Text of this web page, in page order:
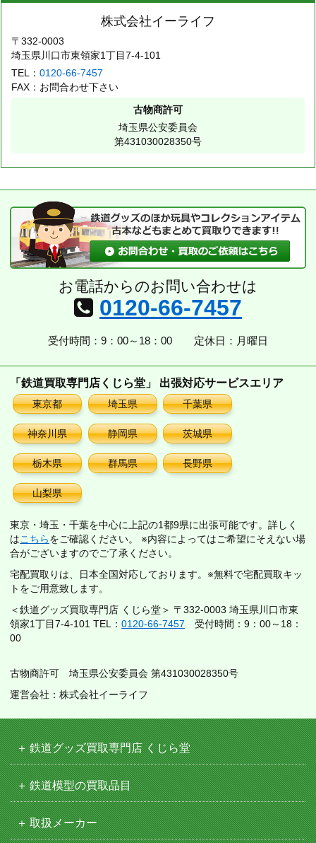
株式会社イーライフ
〒332-0003
埼玉県川口市東領家1丁目7-4-101
TEL：0120-66-7457
FAX：お問合わせ下さい
古物商許可
埼玉県公安委員会
第431030028350号
お電話からのお問い合わせは
0120-66-7457
受付時間：9：00～18：00 定休日：月曜日
「鉄道買取専門店くじら堂」 出張対応サービスエリア
東京都 埼玉県 千葉県
神奈川県 静岡県 茨城県
栃木県 群馬県 長野県
山梨県
東京・埼玉・千葉を中心に上記の1都9県に出張可能です。詳しく
はこちらをご確認ください。 ※内容によってはご希望にそえない場
合がございますのでご了承ください。
宅配買取りは、日本全国対応しております。※無料で宅配買取キッ
トをご用意致します。
＜鉄道グッズ買取専門店 くじら堂＞ 〒332-0003 埼玉県川口市東
領家1丁目7-4-101 TEL： 0120-66-7457 受付時間：9：00～18：
00
古物商許可 埼玉県公安委員会 第431030028350号
運営会社：株式会社イーライフ
鉄道グッズ買取専門店 くじら堂
鉄道模型の買取品目
取扱メーカー